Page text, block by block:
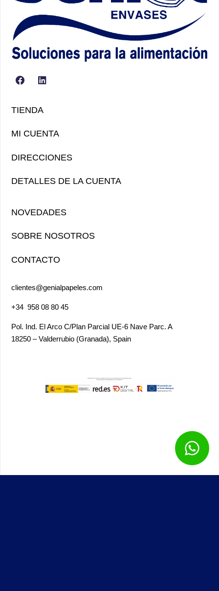
TIENDA
MI CUENTA
DIRECCIONES
DETALLES DE LA CUENTA
NOVEDADES
SOBRE NOSOTROS
CONTACTO
clientes@genialpapeles.com
+34 958 08 80 45
Pol. Ind. El Arco C/Plan Parcial UE-6 Nave Parc. A
18250 – Valderrubio (Granada), Spain